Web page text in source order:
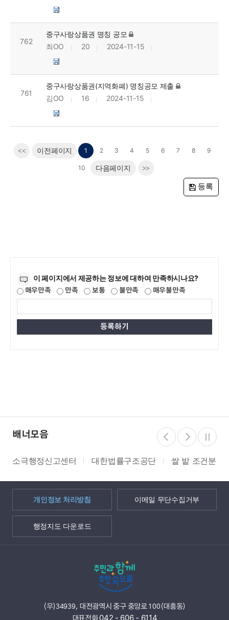
762
중구사랑상품권 명칭 공모
최OO
20 2024-11-15
761
중구사랑상품권(지역화폐) 명칭공모 제출
김OO
16 2024-11-15
<< 이전페이지 1 2 3 4 5 6 7 8 9
10 다음페이지 >>
등록
이 페이지에서 제공하는 정보에 대하여 만족하시나요?
매우만족 만족 보통 불만족 매우불만족
배너모음
소극행정신고센터 대한법률구조공단 쌀 밭 조건분리
개인정보 처리방침 이메일 무단수집거부
행정지도 다운로드
(우)34939, 대전광역시 중구 중앙로 100(대흥동)
대표전화042 - 606 - 6114